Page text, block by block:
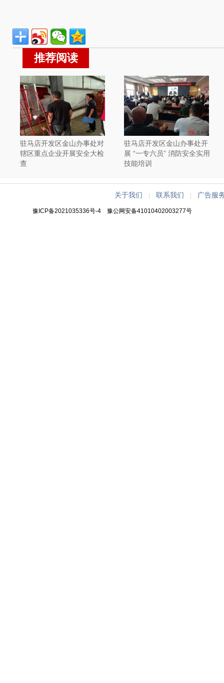
推荐阅读
驻马店开发区金山办事处对
辖区重点企业开展安全大检
查
驻马店开发区金山办事处开
展 “一专六员” 消防安全实用
技能培训
关于我们 联系我们 广告服
豫ICP备2021035336号-4 豫公网安备41010402003277号